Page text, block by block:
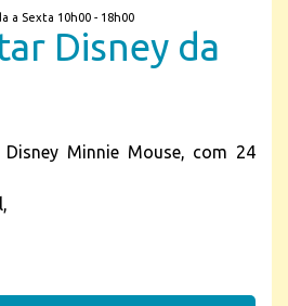
a Sexta 10h00 - 18h00
Disney da
Minnie Mouse, com 24